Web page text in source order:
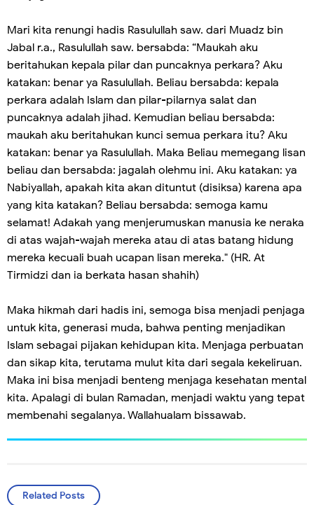
Mari kita renungi hadis Rasulullah saw. dari Muadz bin
Jabal r.a., Rasulullah saw. bersabda: “Maukah aku
beritahukan kepala pilar dan puncaknya perkara? Aku
katakan: benar ya Rasulullah. Beliau bersabda: kepala
perkara adalah Islam dan pilar-pilarnya salat dan
puncaknya adalah jihad. Kemudian beliau bersabda:
maukah aku beritahukan kunci semua perkara itu? Aku
katakan: benar ya Rasulullah. Maka Beliau memegang lisan
beliau dan bersabda: jagalah olehmu ini. Aku katakan: ya
Nabiyallah, apakah kita akan dituntut (disiksa) karena apa
yang kita katakan? Beliau bersabda: semoga kamu
selamat! Adakah yang menjerumuskan manusia ke neraka
di atas wajah-wajah mereka atau di atas batang hidung
mereka kecuali buah ucapan lisan mereka." (HR. At
Tirmidzi dan ia berkata hasan shahih)
Maka hikmah dari hadis ini, semoga bisa menjadi penjaga
untuk kita, generasi muda, bahwa penting menjadikan
Islam sebagai pijakan kehidupan kita. Menjaga perbuatan
dan sikap kita, terutama mulut kita dari segala kekeliruan.
Maka ini bisa menjadi benteng menjaga kesehatan mental
kita. Apalagi di bulan Ramadan, menjadi waktu yang tepat
membenahi segalanya. Wallahualam bissawab.
Related Posts